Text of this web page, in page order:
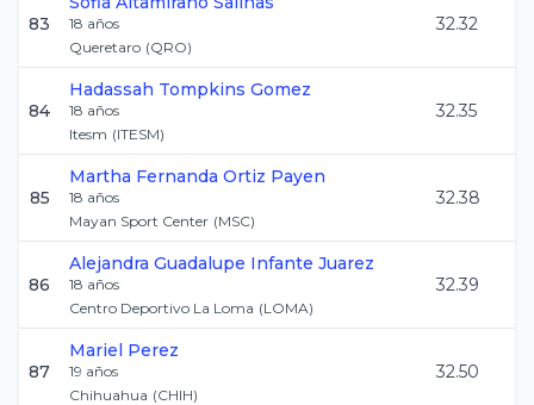
83 18 años
Queretaro (QRO)
32.32
84
Hadassah Tompkins Gomez
18 años
Itesm (ITESM)
32.35
85
Martha Fernanda Ortiz Payen
18 años
Mayan Sport Center (MSC)
32.38
86
Alejandra Guadalupe Infante Juarez
18 años
Centro Deportivo La Loma (LOMA)
32.39
87
Mariel Perez
19 años
Chihuahua (CHIH)
32.50